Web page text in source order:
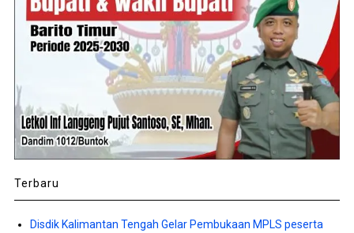
Terbaru
Disdik Kalimantan Tengah Gelar Pembukaan MPLS peserta